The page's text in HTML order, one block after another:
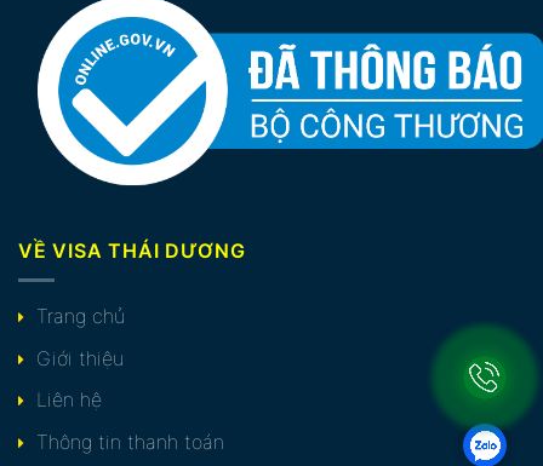
VỀ VISA THÁI DƯƠNG
Trang chủ
Giới thiệu
Liên hệ
Thông tin thanh toán